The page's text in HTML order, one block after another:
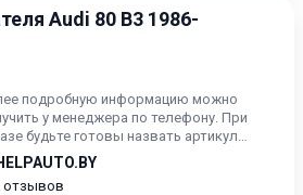
Audi 80 B3 1986-
подробную информацию можно
у менеджера по телефону. При
будьте готовы назвать артикул
отзывов